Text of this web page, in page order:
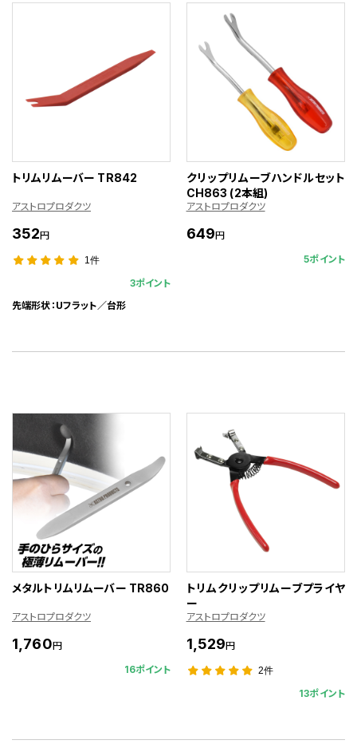
トリムリムーバー TR842
アストロプロダクツ
352円
1件
3ポイント
先端形状：Uフラット／台形
クリップリムーブハンドルセット
CH863 (2本組)
アストロプロダクツ
649円
5ポイント
メタルトリムリムーバー TR860
アストロプロダクツ
1,760円
16ポイント
トリムクリップリムーブプライヤ
ー
アストロプロダクツ
1,529円
2件
13ポイント